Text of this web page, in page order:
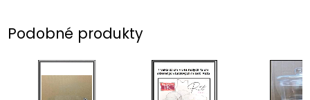
Podobné produkty